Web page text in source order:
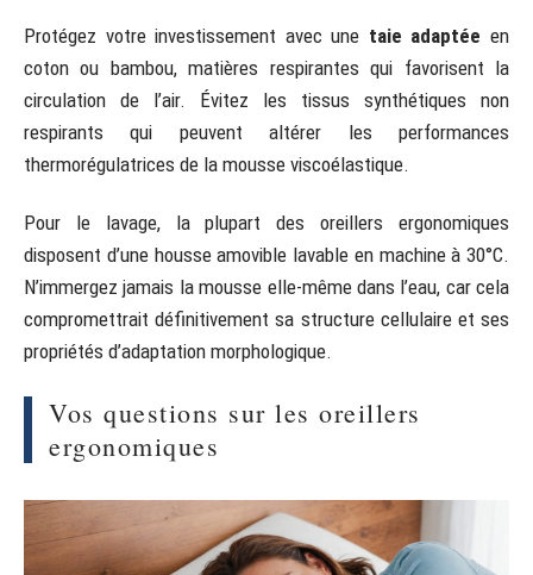
Protégez votre investissement avec une taie adaptée en
coton ou bambou, matières respirantes qui favorisent la
circulation de l’air. Évitez les tissus synthétiques non
respirants qui peuvent altérer les performances
thermorégulatrices de la mousse viscoélastique.
Pour le lavage, la plupart des oreillers ergonomiques
disposent d’une housse amovible lavable en machine à 30°C.
N’immergez jamais la mousse elle-même dans l’eau, car cela
compromettrait définitivement sa structure cellulaire et ses
propriétés d’adaptation morphologique.
Vos questions sur les oreillers
ergonomiques